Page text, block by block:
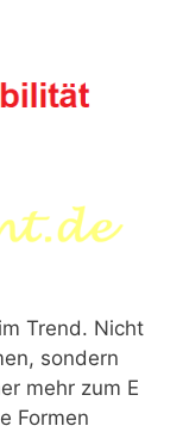
Trend. Nicht
sondern
mehr zum E
Formen